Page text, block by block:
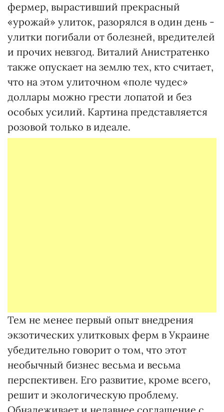
фермер, вырастивший прекрасный
«урожай» улиток, разорялся в один день -
улитки погибали от болезней, вредителей
и прочих невзгод. Виталий Анистратенко
также опускает на землю тех, кто считает,
что на этом улиточном «поле чудес»
доллары можно грести лопатой и без
особых усилий. Картина представляется
розовой только в идеале.
Тем не менее первый опыт внедрения
экзотических улитковых ферм в Украине
убедительно говорит о том, что этот
необычный бизнес весьма и весьма
перспективен. Его развитие, кроме всего,
решит и экологическую проблему.